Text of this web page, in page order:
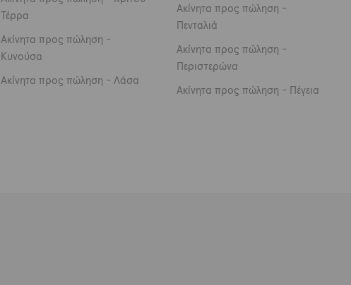
Τέρρα
Ακίνητα προς πώληση -
Κυνούσα
Ακίνητα προς πώληση - Λάσα
Ακίνητα προς πώληση -
Πενταλιά
Ακίνητα προς πώληση -
Περιστερώνα
Ακίνητα προς πώληση - Πέγεια